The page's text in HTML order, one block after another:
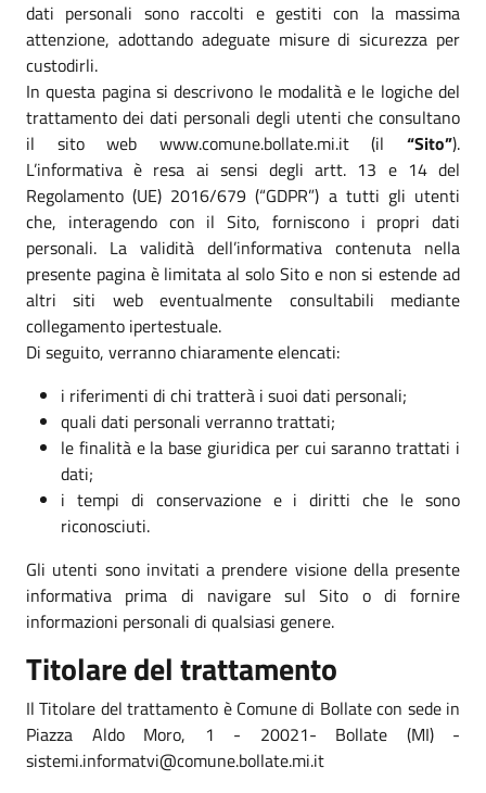
dati personali sono raccolti e gestiti con la massima
attenzione, adottando adeguate misure di sicurezza per
custodirli.
In questa pagina si descrivono le modalità e le logiche del
trattamento dei dati personali degli utenti che consultano
il sito web www.comune.bollate.mi.it (il “Sito”).
L’informativa è resa ai sensi degli artt. 13 e 14 del
Regolamento (UE) 2016/679 (“GDPR”) a tutti gli utenti
che, interagendo con il Sito, forniscono i propri dati
personali. La validità dell’informativa contenuta nella
presente pagina è limitata al solo Sito e non si estende ad
altri siti web eventualmente consultabili mediante
collegamento ipertestuale.
Di seguito, verranno chiaramente elencati:
i riferimenti di chi tratterà i suoi dati personali;
quali dati personali verranno trattati;
le finalità e la base giuridica per cui saranno trattati i
dati;
i tempi di conservazione e i diritti che le sono
riconosciuti.
Gli utenti sono invitati a prendere visione della presente
informativa prima di navigare sul Sito o di fornire
informazioni personali di qualsiasi genere.
Titolare del trattamento
Il Titolare del trattamento è Comune di Bollate con sede in
Piazza Aldo Moro, 1 - 20021- Bollate (MI) -
sistemi.informatvi@comune.bollate.mi.it